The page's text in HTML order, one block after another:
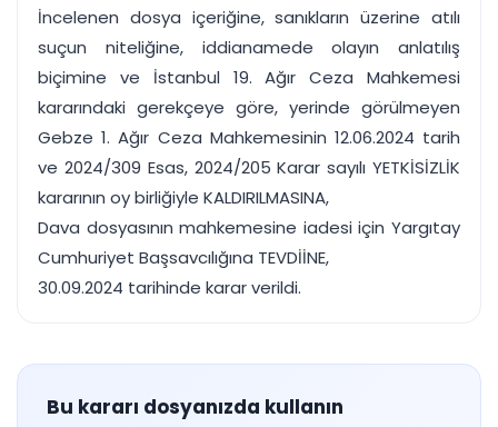
İncelenen dosya içeriğine, sanıkların üzerine atılı
suçun niteliğine, iddianamede olayın anlatılış
biçimine ve İstanbul 19. Ağır Ceza Mahkemesi
kararındaki gerekçeye göre, yerinde görülmeyen
Gebze 1. Ağır Ceza Mahkemesinin 12.06.2024 tarih
ve 2024/309 Esas, 2024/205 Karar sayılı YETKİSİZLİK
kararının oy birliğiyle KALDIRILMASINA,
Dava dosyasının mahkemesine iadesi için Yargıtay
Cumhuriyet Başsavcılığına TEVDİİNE,
30.09.2024 tarihinde karar verildi.
Bu kararı dosyanızda kullanın